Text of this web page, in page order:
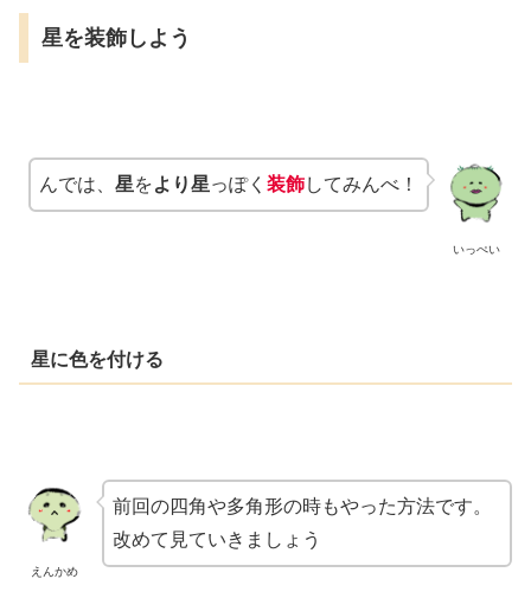
星を装飾しよう
いっぺい
んでは、 星をより星っぽく 装飾してみんべ！
星に色を付ける
えんかめ
前回の四角や多角形の時もやった方法です。
改めて見ていきましょう